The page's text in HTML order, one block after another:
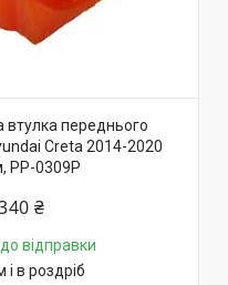
втулка переднього
Creta 2014-2020
PP-0309P
₴
відправки
в роздріб